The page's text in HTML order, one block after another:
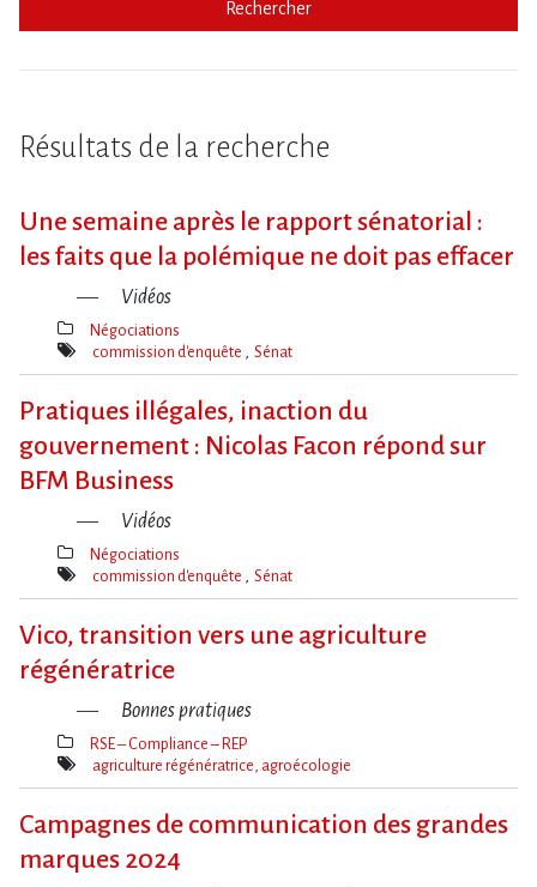
Rechercher
Résultats de la recherche
Une semaine après le rapport sénatorial :
les faits que la polémique ne doit pas effacer
Vidéos
Thèmes(s)
Négociations
Mot(s)-
commission d'enquête Sénat
Pratiques illégales, inaction du
gouvernement : Nicolas Facon répond sur
BFM Business
Vidéos
Thèmes(s)
Négociations
Mot(s)-
commission d'enquête Sénat
Vico, transition vers une agriculture
régénératrice
Bonnes pratiques
Thèmes(s)
RSE – Compliance – REP
Mot(s)-
agriculture régénératrice, agroécologie
Campagnes de communication des grandes
marques 2024